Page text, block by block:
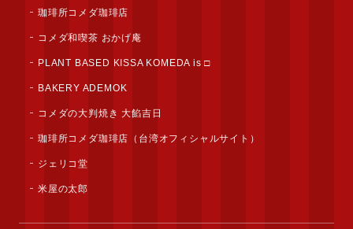
珈琲所コメダ珈琲店
コメダ和喫茶 おかげ庵
PLANT BASED KISSA KOMEDA is □
BAKERY ADEMOK
コメダの大判焼き 大餡吉日
珈琲所コメダ珈琲店（台湾オフィシャルサイト）
ジェリコ堂
米屋の太郎